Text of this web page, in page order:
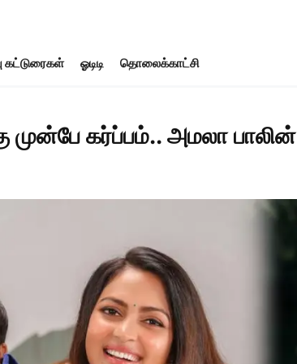
கட்டுரைகள் ஓடிடி தொலைக்காட்சி
கர்ப்பம்.. அமலா